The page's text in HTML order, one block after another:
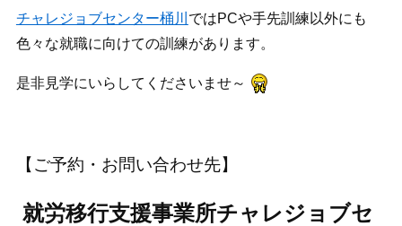
チャレジョブセンター桶川 ではPCや手先訓練以外にも
色々な就職に向けての訓練があります。
是非見学にいらしてくださいませ～
【ご予約・お問い合わせ先】
就労移行支援事業所チャレジョブセ